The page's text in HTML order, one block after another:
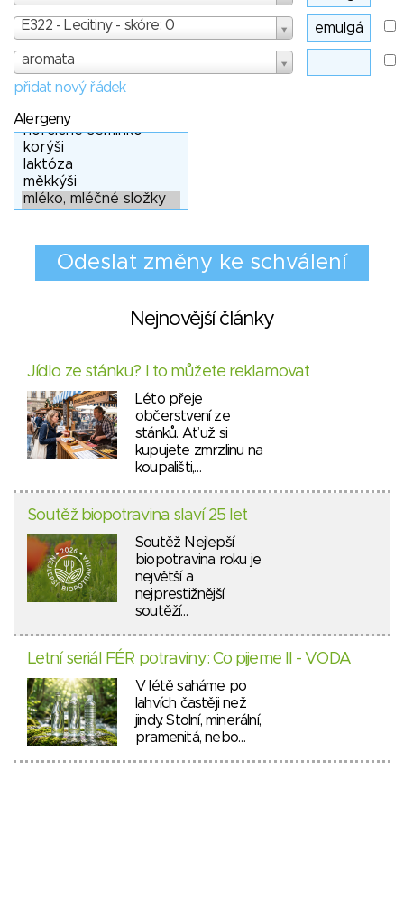
E322 - Lecitiny - skóre: 0
aromata
přidat nový řádek
Alergeny
Nejnovější články
Jídlo ze stánku? I to můžete reklamovat
Léto přeje
občerstvení ze
stánků. Ať už si
kupujete zmrzlinu na
koupališti,…
Soutěž biopotravina slaví 25 let
Soutěž Nejlepší
biopotravina roku je
největší a
nejprestižnější
soutěží…
Letní seriál FÉR potraviny: Co pijeme II - VODA
V létě saháme po
lahvích častěji než
jindy. Stolní, minerální,
pramenitá, nebo…